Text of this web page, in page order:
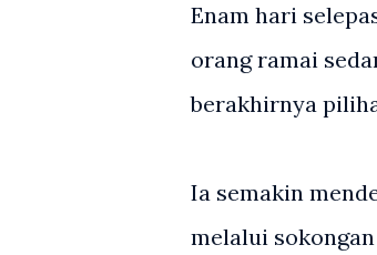
Enam hari
orang ramai
berakhirnya
Ia semakin
melalui